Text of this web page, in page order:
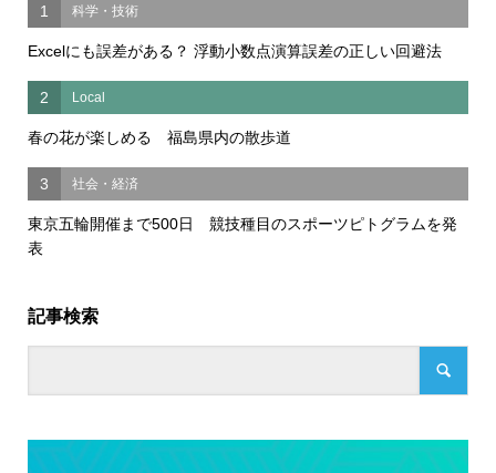
1 科学・技術
Excelにも誤差がある？ 浮動小数点演算誤差の正しい回避法
2 Local
春の花が楽しめる 福島県内の散歩道
3 社会・経済
東京五輪開催まで500日 競技種目のスポーツピトグラムを発
表
記事検索